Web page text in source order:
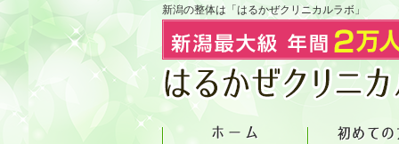
新潟の整体は「はるかぜクリニカルラボ」